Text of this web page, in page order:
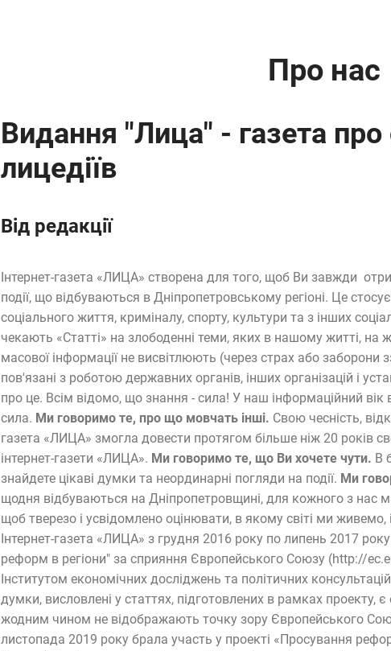
Про нас
Видання "Лица" - газета про
лицедіїв
Від редакції
Інтернет-газета «ЛИЦА» створена для того, щоб Ви завжди
події, що відбуваються в Дніпропетровському регіоні. Це
соціального життя, криміналу, спорту, культури та з інших
чекають «Статті» на злободенні теми, яких в нашому житті, на
масової інформації не висвітлюють (через страх або заборони
пов'язані з роботою державних органів, інших організацій і
про це. Всім відомо, що знання - сила! У наш інформаційний вік
сила. Ми говоримо те, про що мовчать інші. Свою чесність,
газета «ЛИЦА» змогла довести протягом більше ніж 20 років
інтернет-газети «ЛИЦА». Ми говоримо те, що Ви хочете чути. В
знайдете цікаві думки та неординарні погляди на події. Ми
щодня відбуваються на Дніпропетровщині, для кожного з нас
щоб тверезо і усвідомлено оцінювати, в якому світі ми
Інтернет-газета «ЛИЦА» з грудня 2016 року по липень 2017
реформ в регіони" за сприяння Європейського Союзу (http://
Інститутом економічних досліджень та політичних
думки, висловлені у статтях, підготовлених в рамках проекту,
жодним чином не відображають точку зору Європейського
листопада 2019 року брала участь у проекті «Просування